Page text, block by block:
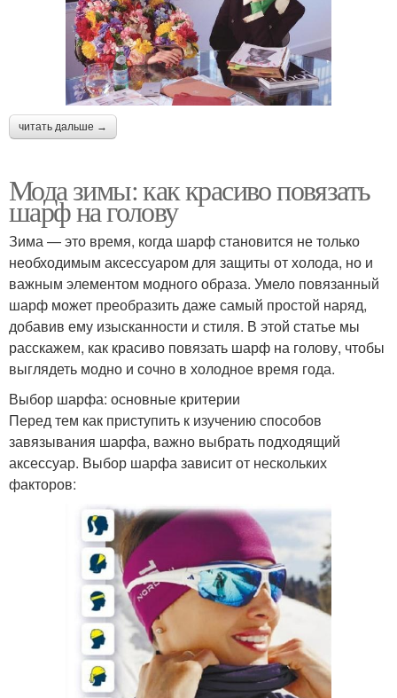
читать дальше →
Мода зимы: как красиво повязать
шарф на голову
Зима — это время, когда шарф становится не только
необходимым аксессуаром для защиты от холода, но и
важным элементом модного образа. Умело повязанный
шарф может преобразить даже самый простой наряд,
добавив ему изысканности и стиля. В этой статье мы
расскажем, как красиво повязать шарф на голову, чтобы
выглядеть модно и сочно в холодное время года.
Выбор шарфа: основные критерии
Перед тем как приступить к изучению способов
завязывания шарфа, важно выбрать подходящий
аксессуар. Выбор шарфа зависит от нескольких
факторов: